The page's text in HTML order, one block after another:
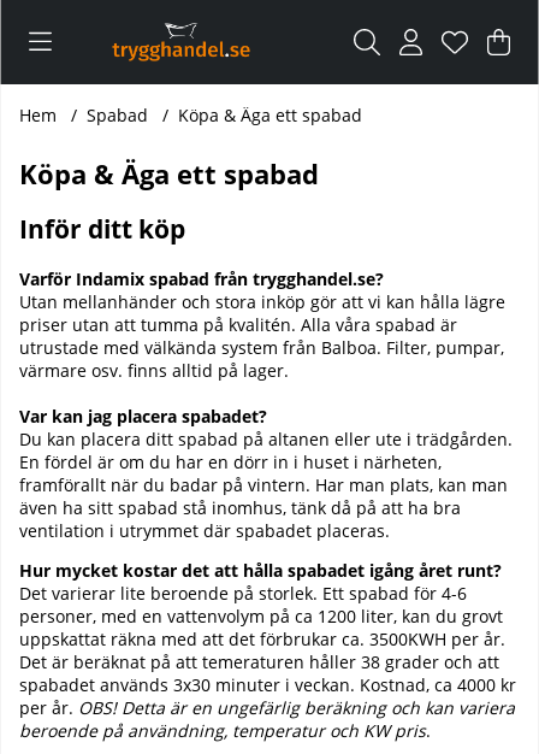
.
Hem Spabad Köpa & Äga ett spabad
Köpa & Äga ett spabad
Inför ditt köp
Varför Indamix spabad från trygghandel.se?
Utan mellanhänder och stora inköp gör att vi kan hålla lägre
priser utan att tumma på kvalitén. Alla våra spabad är
utrustade med välkända system från Balboa. Filter, pumpar,
värmare osv. finns alltid på lager.
Var kan jag placera spabadet?
Du kan placera ditt spabad på altanen eller ute i trädgården.
En fördel är om du har en dörr in i huset i närheten,
framförallt när du badar på vintern. Har man plats, kan man
även ha sitt spabad stå inomhus, tänk då på att ha bra
ventilation i utrymmet där spabadet placeras.
Hur mycket kostar det att hålla spabadet igång året runt?
Det varierar lite beroende på storlek. Ett spabad för 4-6
personer, med en vattenvolym på ca 1200 liter, kan du grovt
uppskattat räkna med att det förbrukar ca. 3500KWH per år.
Det är beräknat på att temeraturen håller 38 grader och att
spabadet används 3x30 minuter i veckan. Kostnad, ca 4000 kr
per år. OBS! Detta är en ungefärlig beräkning och kan variera
beroende på användning, temperatur och KW pris.